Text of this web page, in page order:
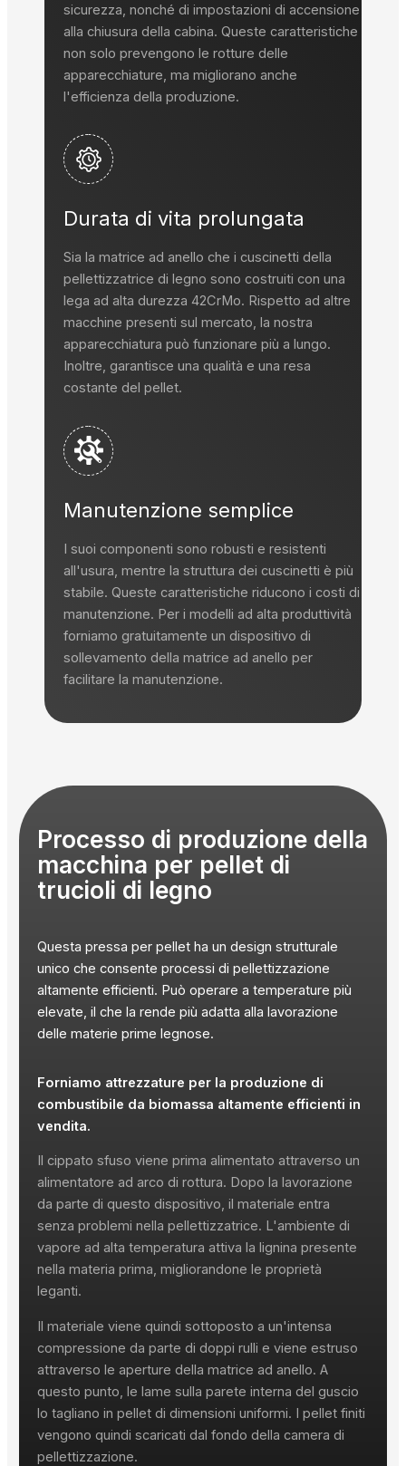
sicurezza, nonché di impostazioni di accensione
alla chiusura della cabina. Queste caratteristiche
non solo prevengono le rotture delle
apparecchiature, ma migliorano anche
l'efficienza della produzione.
Durata di vita prolungata
Sia la matrice ad anello che i cuscinetti della
pellettizzatrice di legno sono costruiti con una
lega ad alta durezza 42CrMo. Rispetto ad altre
macchine presenti sul mercato, la nostra
apparecchiatura può funzionare più a lungo.
Inoltre, garantisce una qualità e una resa
costante del pellet.
Manutenzione semplice
I suoi componenti sono robusti e resistenti
all'usura, mentre la struttura dei cuscinetti è più
stabile. Queste caratteristiche riducono i costi di
manutenzione. Per i modelli ad alta produttività
forniamo gratuitamente un dispositivo di
sollevamento della matrice ad anello per
facilitare la manutenzione.
Processo di produzione della
macchina per pellet di
trucioli di legno
Questa pressa per pellet ha un design strutturale
unico che consente processi di pellettizzazione
altamente efficienti. Può operare a temperature più
elevate, il che la rende più adatta alla lavorazione
delle materie prime legnose.
Forniamo attrezzature per la produzione di
combustibile da biomassa altamente efficienti in
vendita.
Il cippato sfuso viene prima alimentato attraverso un
alimentatore ad arco di rottura. Dopo la lavorazione
da parte di questo dispositivo, il materiale entra
senza problemi nella pellettizzatrice. L'ambiente di
vapore ad alta temperatura attiva la lignina presente
nella materia prima, migliorandone le proprietà
leganti.
Il materiale viene quindi sottoposto a un'intensa
compressione da parte di doppi rulli e viene estruso
attraverso le aperture della matrice ad anello. A
questo punto, le lame sulla parete interna del guscio
lo tagliano in pellet di dimensioni uniformi. I pellet finiti
vengono quindi scaricati dal fondo della camera di
pellettizzazione.